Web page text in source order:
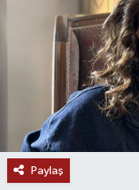
Paylaş
Haber Arşivi